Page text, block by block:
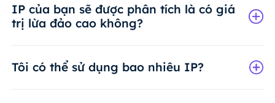
IP của bạn sẽ được phân tích là có giá
trị lừa đảo cao không?
Tôi có thể sử dụng bao nhiêu IP?